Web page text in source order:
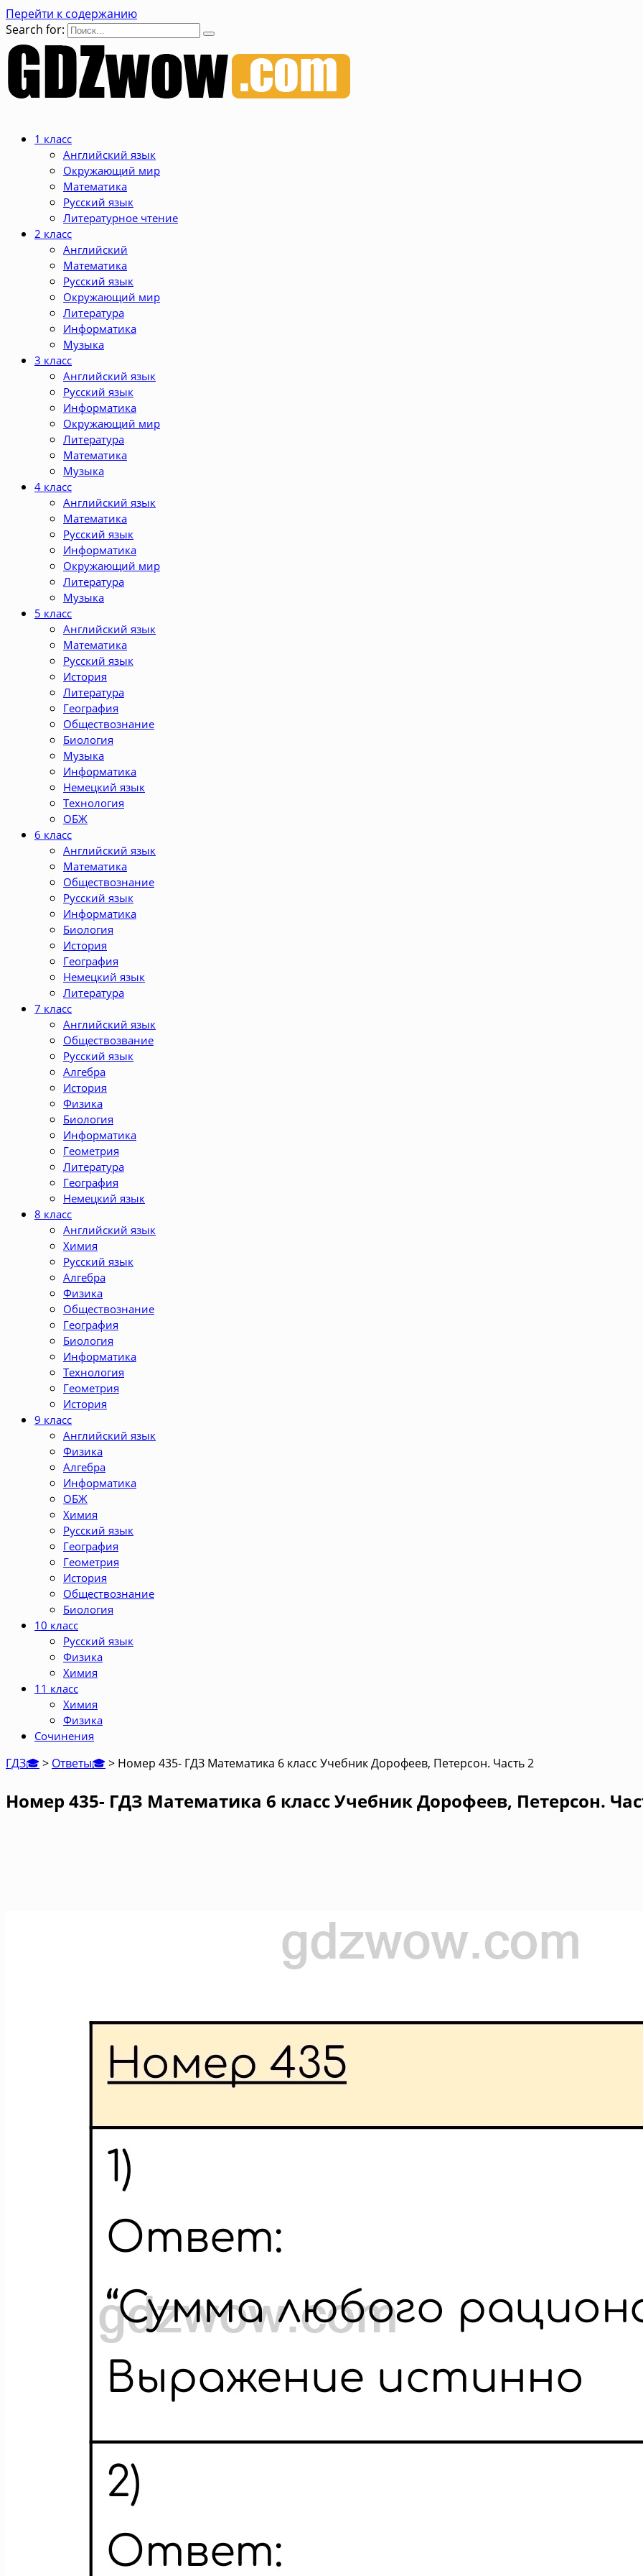
Перейти к содержанию
Search for:
1 класс
Английский язык
Окружающий мир
Математика
Русский язык
Литературное чтение
2 класс
Английский
Математика
Русский язык
Окружающий мир
Литература
Информатика
Музыка
3 класс
Английский язык
Русский язык
Информатика
Окружающий мир
Литература
Математика
Музыка
4 класс
Английский язык
Математика
Русский язык
Информатика
Окружающий мир
Литература
Музыка
5 класс
Английский язык
Математика
Русский язык
История
Литература
География
Обществознание
Биология
Музыка
Информатика
Немецкий язык
Технология
ОБЖ
6 класс
Английский язык
Математика
Обществознание
Русский язык
Информатика
Биология
История
География
Немецкий язык
Литература
7 класс
Английский язык
Обществозвание
Русский язык
Алгебра
История
Физика
Биология
Информатика
Геометрия
Литература
География
Немецкий язык
8 класс
Английский язык
Химия
Русский язык
Алгебра
Физика
Обществознание
География
Биология
Информатика
Технология
Геометрия
История
9 класс
Английский язык
Физика
Алгебра
Информатика
ОБЖ
Химия
Русский язык
География
Геометрия
История
Обществознание
Биология
10 класс
Русский язык
Физика
Химия
11 класс
Химия
Физика
Сочинения
ГДЗ🎓> Ответы🎓> Номер 435- ГДЗ Математика 6 класс Учебник Дорофеев, Петерсон. Часть 2
Номер 435- ГДЗ Математика 6 класс Учебник Дорофеев, Петерсон.